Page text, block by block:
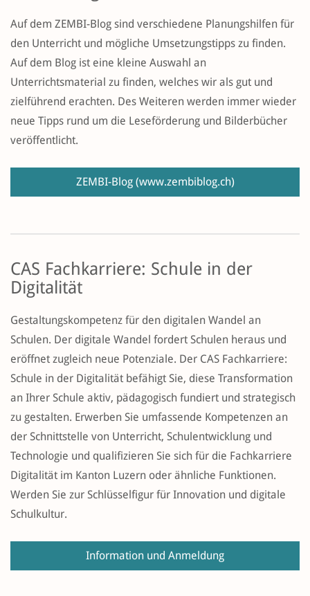
Auf dem ZEMBI-Blog sind verschiedene Planungshilfen für
den Unterricht und mögliche Umsetzungstipps zu finden.
Auf dem Blog ist eine kleine Auswahl an
Unterrichtsmaterial zu finden, welches wir als gut und
zielführend erachten. Des Weiteren werden immer wieder
neue Tipps rund um die Leseförderung und Bilderbücher
veröffentlicht.
ZEMBI-Blog (www.zembiblog.ch)
CAS Fachkarriere: Schule in der
Digitalität
Gestaltungskompetenz für den digitalen Wandel an
Schulen. Der digitale Wandel fordert Schulen heraus und
eröffnet zugleich neue Potenziale. Der CAS Fachkarriere:
Schule in der Digitalität befähigt Sie, diese Transformation
an Ihrer Schule aktiv, pädagogisch fundiert und strategisch
zu gestalten. Erwerben Sie umfassende Kompetenzen an
der Schnittstelle von Unterricht, Schulentwicklung und
Technologie und qualifizieren Sie sich für die Fachkarriere
Digitalität im Kanton Luzern oder ähnliche Funktionen.
Werden Sie zur Schlüsselfigur für Innovation und digitale
Schulkultur.
Information und Anmeldung